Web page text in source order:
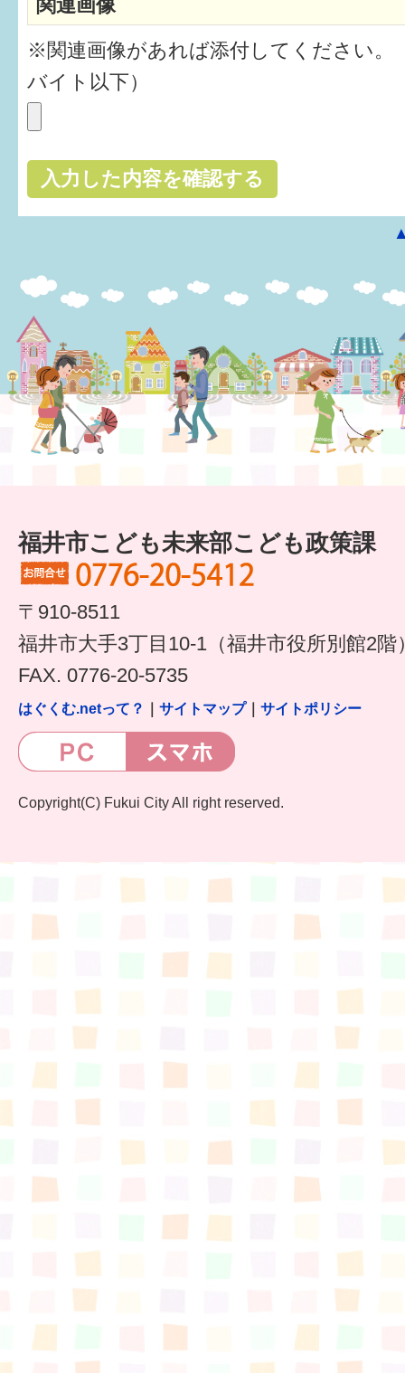
関連画像
※関連画像があれば添付してください。
バイト以下）
福井市こども未来部こども政策課
〒910-8511
福井市大手3丁目10-1（福井市役所別館2階
FAX. 0776-20-5735
はぐくむ.netって？ サイトマップ｜ サイトポリシー
Copyright(C) Fukui City All right reserved.
イベントレポート
なるほどコラム
メールマガジン
はぐくむ.net相談コーナー
みんなの知恵袋
食育
福井市図書館オススメの本
お出かけ情報
病気・けが 基本情報
パパもママも子育て
ソーシャルメディア
すまいるサポート行事案内